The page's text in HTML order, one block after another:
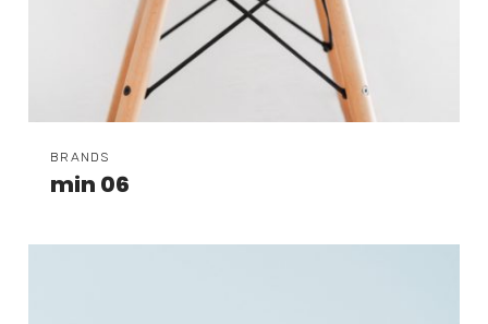
BRANDS
min 06